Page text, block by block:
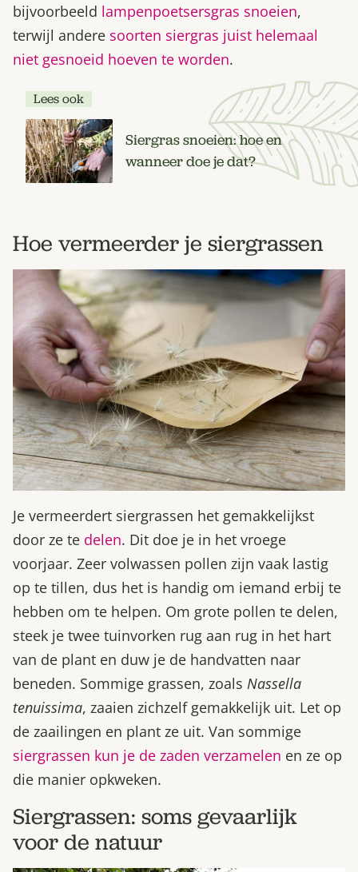
bijvoorbeeld lampenpoetsersgras snoeien,
terwijl andere soorten siergras juist helemaal
niet gesnoeid hoeven te worden.
Lees ook
Siergras snoeien: hoe en
wanneer doe je dat?
Hoe vermeerder je siergrassen
Je vermeerdert siergrassen het gemakkelijkst
door ze te delen. Dit doe je in het vroege
voorjaar. Zeer volwassen pollen zijn vaak lastig
op te tillen, dus het is handig om iemand erbij te
hebben om te helpen. Om grote pollen te delen,
steek je twee tuinvorken rug aan rug in het hart
van de plant en duw je de handvatten naar
beneden. Sommige grassen, zoals Nassella
tenuissima, zaaien zichzelf gemakkelijk uit. Let op
de zaailingen en plant ze uit. Van sommige
siergrassen kun je de zaden verzamelen en ze op
die manier opkweken.
Siergrassen: soms gevaarlijk
voor de natuur